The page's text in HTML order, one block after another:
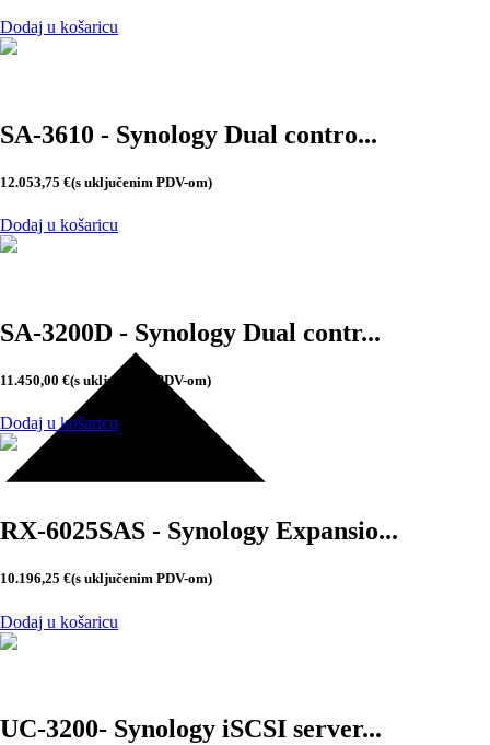
Dodaj u košaricu
SA-3610 - Synology Dual contro...
12.053,75 €(s uključenim PDV-om)
Dodaj u košaricu
SA-3200D - Synology Dual contr...
11.450,00 €(s uključenim PDV-om)
Dodaj u košaricu
RX-6025SAS - Synology Expansio...
10.196,25 €(s uključenim PDV-om)
Dodaj u košaricu
UC-3200- Synology iSCSI server...